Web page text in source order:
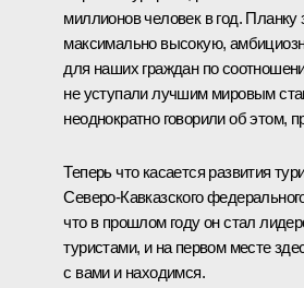
миллионов человек в год. Планку
максимально высокую,
для наших граждан по
не уступали лучшим мировым
неоднократно говорили об этом,
Теперь что касается развития
Северо-Кавказского
что в прошлом году он стал
туристами, и на первом месте
с вами и находимся.